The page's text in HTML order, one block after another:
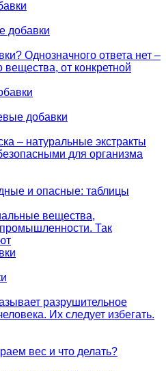
добавки
Однозначного ответа нет –
вещества, от конкретной
добавки
– натуральные экстракты
для организма
и опасные: таблицы
вещества,
Так
разрушительное
Их следует избегать.
вес и что делать?